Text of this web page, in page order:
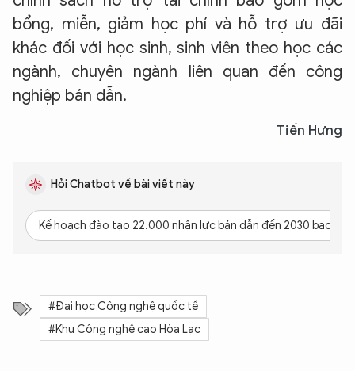
bổng, miễn, giảm học phí và hỗ trợ ưu đãi
khác đối với học sinh, sinh viên theo học các
ngành, chuyên ngành liên quan đến công
nghiệp bán dẫn.
Tiến Hưng
Hỏi Chatbot về bài viết này
Kế hoạch đào tạo 22.000 nhân lực bán dẫn đến 2030 bao
#Đại học Công nghệ quốc tế
#Khu Công nghệ cao Hòa Lạc